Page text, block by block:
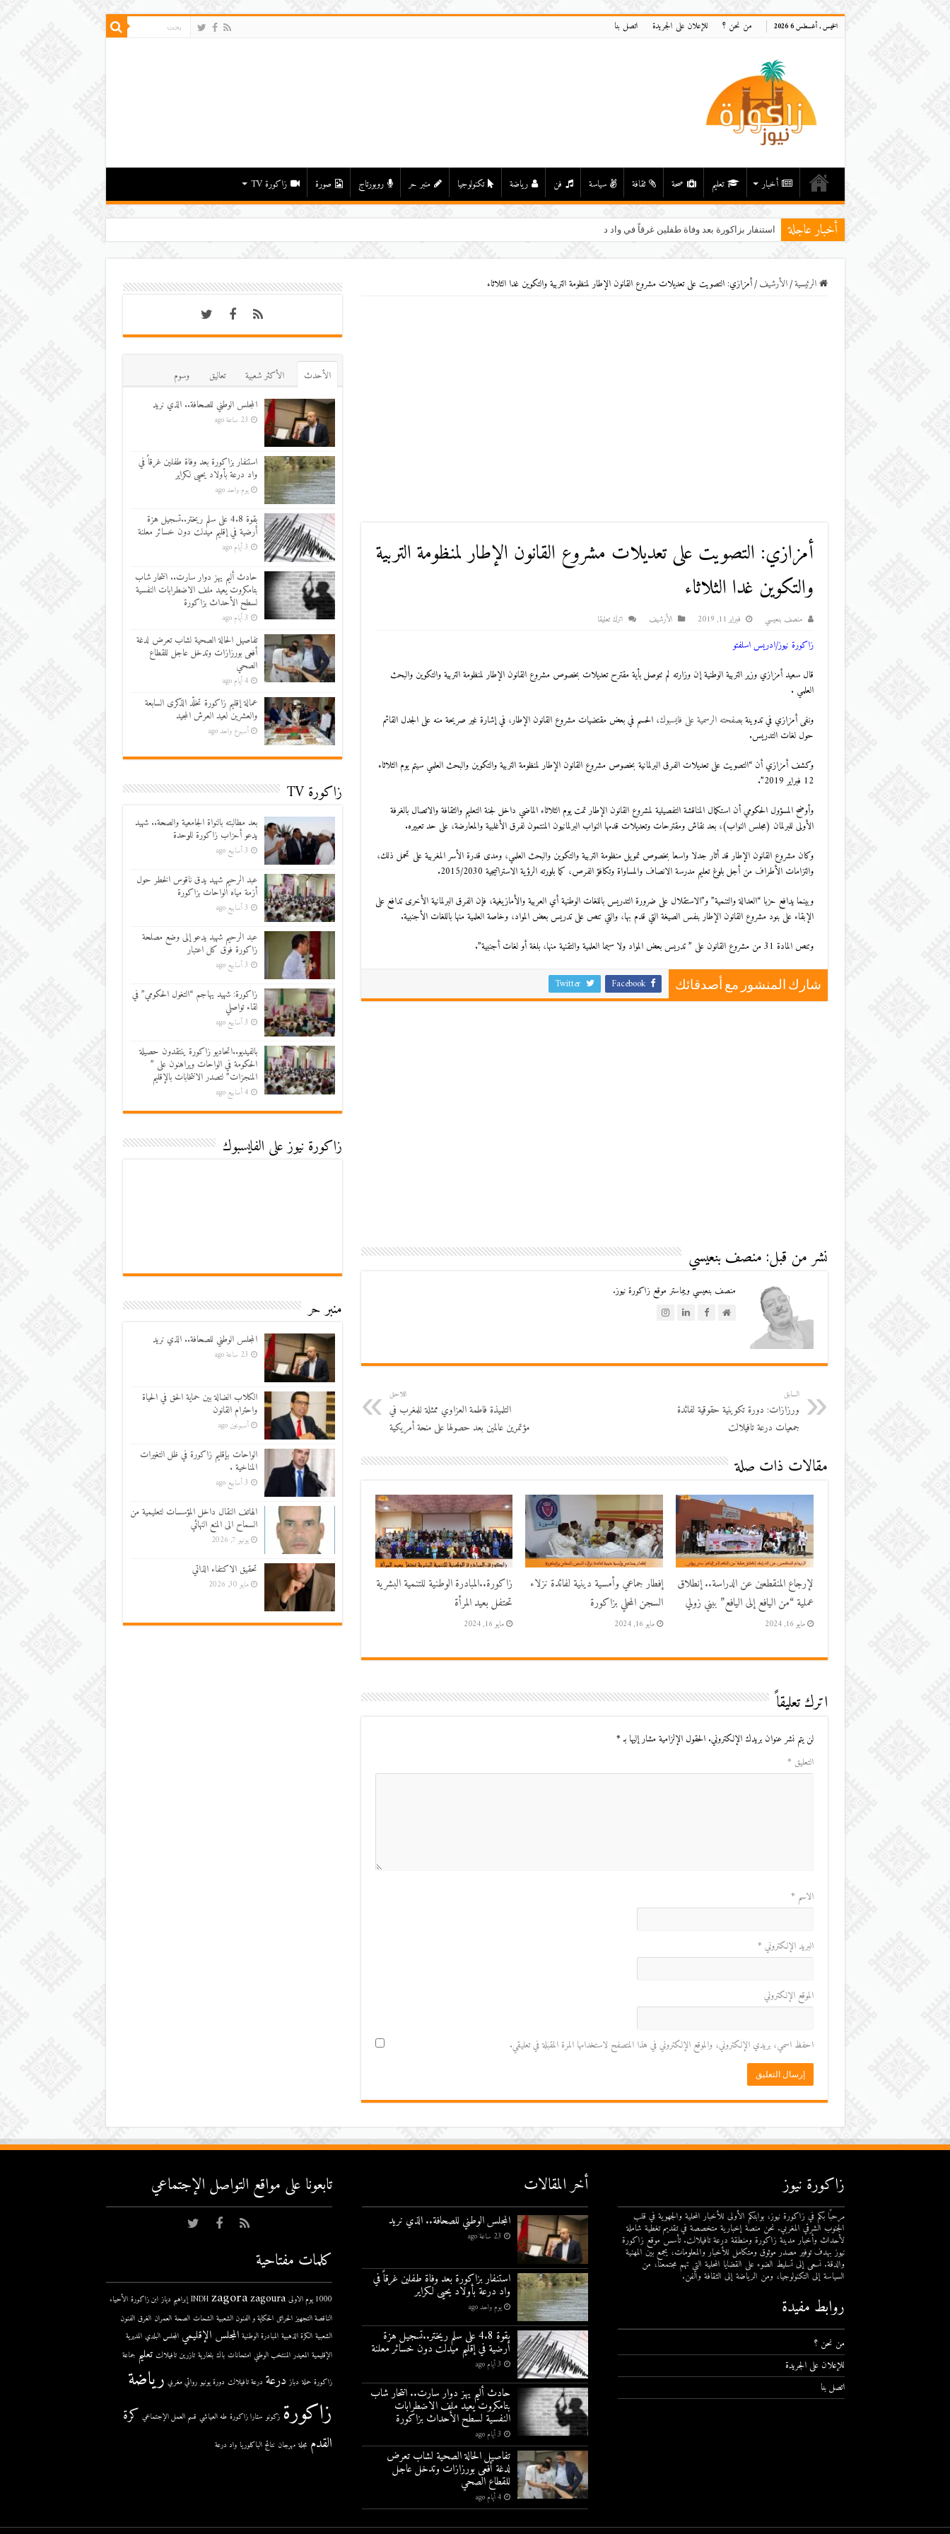
الخميس , أغسطس 6 2026 من نحن ؟ للإعلان على الجريدة اتصل بنا
أخبار تعليم صحة ثقافة سياسة فن رياضة تكنولوجيا منبر حر روبورتاج صورة زاكورة TV
أخبار عاجلة استنفار بزاكورة بعد وفاة طفلين غرقاً في واد درعة بأولاد يحيى لكراير
الرئيسية/اﻷرشيف/أمزازي: التصويت على تعديلات مشروع القانون الإطار لمنظومة التربية والتكوين غدا الثلاثاء
أمزازي: التصويت على تعديلات مشروع القانون الإطار لمنظومة التربية
والتكوين غدا الثلاثاء
منصف بنعيسي فبراير 11, 2019 اﻷرشيف اترك تعليقا
زاكورة نيوز/ادريس اسلفتو
قال سعيد أمزازي وزير التربية الوطنية إن وزارته لم تتوصل بأية مقترح تعديلات بخصوص مشروع القانون الإطار لمنظومة التربية والتكوين والبحث
العلمي .
ونفى أمزازي في تدوينة بصفحته الرسمية على فايسبوك، الحسم في بعض مقتضيات مشروع القانون الإطار، في إشارة غير صريحة منه على الجدل القائم
حول لغات التدريس.
وكشف أمزازي أن “التصويت على تعديلات الفرق البرلمانية بخصوص مشروع القانون الإطار لمنظومة التربية والتكوين والبحث العلمي سيتم يوم الثلاثاء
12 فبراير 2019”.
وأوضح المسؤول الحكومي أن استكمال المناقشة التفصيلية لمشروع القانون الإطار تمت يوم الثلاثاء الماضي داخل لجنة التعليم والثقافة والاتصال بالغرفة
الأولى للبرلمان (مجلس النواب)، بعد نقاش ومقترحات وتعديلات قدمها النواب البرلمانيون المنتمون لفرق الأغلبية والمعارضة، على حد تعبيره.
وكان مشروع القانون الإطار قد أثار جدلا واسعا بخصوص تمويل منظومة التربية والتكوين والبحث العلمي، ومدى قدرة الأسر المغربية على تحمل ذلك،
والتزامات الأطراف من أجل بلوغ تعليم مدرسة الانصاف والمساواة وتكافؤ الفرص، كما بلورته الرؤية الاستراتيجية 2015/2030.
وبينما يدافع حزبا “العدالة والتنمية” و”الاستقلال على ضرورة التدريس باللغات الوطنية أي العربية والأمازيغية، فإن الفرق البرلمانية الأخرى تدافع على
الإبقاء على بنود مشروع القانون الإطار بنفس الصيغة التي قدم بها، والتي تنص على تدريس بعض المواد، وخاصة العلمية منها باللغات الأجنبية.
وتنص المادة 31 من مشروع القانون على ” تدريس بعض المواد ولا سيما العلمية والتقنية منها، بلغة أو لغات أجنبية”.
شارك المنشور مع أصدقائك Facebook
Twitter
نشر من قبل: منصف بنعيسي
منصف بنعيسي ويبماستر موقع زاكورة نيوز.
السابق
ورزازات: دورة تكوينية حقوقية لفائدة
جمعيات درعة تافيلالت
اللاحق
التلميذة فاطمة العزاوي ممثلة للمغرب في
مؤتمرين عالمين بعد حصولها على منحة أمريكية
مقالات ذات صلة
لإرجاع المنقطعين عن الدراسة.. إنطلاق
عملية “من اليافع إلى اليافع” ببني زولي
مايو 16, 2024
إفطار جماعي وأمسية دينية لفائدة نزلاء
السجن المحلي بزاكورة
مايو 16, 2024
زاكورة..المبادرة الوطنية للتنمية البشرية
تحتفل بعيد المرأة
مايو 16, 2024
اترك تعليقاً
لن يتم نشر عنوان بريدك الإلكتروني. الحقول الإلزامية مشار إليها بـ*
التعليق *
الاسم *
البريد الإلكتروني *
الموقع الإلكتروني
احفظ اسمي، بريدي الإلكتروني، والموقع الإلكتروني في هذا المتصفح لاستخدامها المرة المقبلة في تعليقي.
اﻷحدث اﻷكثر شعبية تعاليق
وسوم
المجلس الوطني للصحافة.. الذي نريد
23 ساعة ago
استنفار بزاكورة بعد وفاة طفلين غرقاً في
واد درعة بأولاد يحيى لكراير
يوم واحد ago
بقوة 4.8 على سلم ريختر..تسجيل هزة
أرضية في إقليم ميدلت دون خسائر معلنة
3 أيام ago
حادث أليم يهز دوار سارت.. انتحار شاب
بتامكروت يعيد ملف الاضطرابات النفسية
لسطح الأحداث بزاكورة
3 أيام ago
تفاصيل الحالة الصحية لشاب تعرض لدغة
أفعى بورزازات وتدخل عاجل للقطاع
الصحي
4 أيام ago
عمالة إقليم زاكورة تخلّد الذكرى السابعة
والعشرين لعيد العرش المجيد
أسبوع واحد ago
زاكورة TV
بعد مطالبته بالنواة الجامعية والصحة.. شهيد
يدعو أحزاب زاكورة للوحدة
3 أسابيع ago
عبد الرحيم شهيد يدق ناقوس الخطر حول
أزمة مياه الواحات بزاكورة
3 أسابيع ago
عبد الرحيم شهيد يدعو إلى وضع مصلحة
زاكورة فوق كل اعتبار
3 أسابيع ago
زاكورة: شهيد يهاجم “التغول الحكومي” في
لقاء تواصلي
3 أسابيع ago
بالفيديو..اتحاديو زاكورة ينتقدون حصيلة
الحكومة في الواحات ويراهنون على ”
المنجزات” لتصدر الانتخابات بالإقليم
4 أسابيع ago
زاكورة نيوز على الفايسبوك
منبر حر
المجلس الوطني للصحافة.. الذي نريد
23 ساعة ago
الكلاب الضالة بين حماية الحق في الحياة
واحترام القانون
أسبوعين ago
الواحات بإقليم زاكورة في ظل التغيرات
المناخية .
3 أسابيع ago
الهاتف النقال داخل المؤسسات لتعليمية من
السماح الى المنع النهائي
يونيو 7, 2026
تحقيق الاكتفاء الذاتي
مايو 30, 2026
زاكورة نيوز
مرحبًا بكم في زاكورة نيوز، بوابتكم الأولى للأخبار المحلية والجهوية في قلب
الجنوب الشرقي المغربي. نحن منصة إخبارية متخصصة في تقديم تغطية شاملة
لأحداث وأخبار مدينة زاكورة ومنطقة درعة تافيلالت. تأسس موقع زاكورة
نيوز بهدف توفير مصدر موثوق ومتكامل للأخبار والمعلومات، يجمع بين المهنية
والدقة. نسعى إلى تسليط الضوء على القضايا المحلية التي تهم مجتمعنا، من
السياسة إلى التكنولوجيا، ومن الرياضة إلى الثقافة والفن.
روابط مفيدة
من نحن ؟
للإعلان على الجريدة
اتصل بنا
أخر المقالات
المجلس الوطني للصحافة.. الذي نريد
23 ساعة ago
استنفار بزاكورة بعد وفاة طفلين غرقاً في
واد درعة بأولاد يحيى لكراير
يوم واحد ago
بقوة 4.8 على سلم ريختر..تسجيل هزة
أرضية في إقليم ميدلت دون خسائر معلنة
3 أيام ago
حادث أليم يهز دوار سارت.. انتحار شاب
بتامكروت يعيد ملف الاضطرابات
النفسية لسطح الأحداث بزاكورة
3 أيام ago
تفاصيل الحالة الصحية لشاب تعرض
لدغة أفعى بورزازات وتدخل عاجل
للقطاع الصحي
4 أيام ago
تابعونا على مواقع التواصل اﻹجتماعي
كلمات مفتاحية
1000 يوم الاولى INDH zagorazagoura إبراهيم دياز ابن زاكورة الأحياء
الناقصة التجهيز الحرائق الحكاية و الفنون الشعبية الشحات الصحة العمران الغرق الفنون
الشعبية الكرة الذهبية المبادرة الوطنية المجلس الإقليمي المجلس البلدي المديرية
الإقليمية المعيدر المنتخب الوطني امتحانات باك بلغارية تازرين تافيلالت تعليم جماعة
زاكورة حملة دباز درعة درعة تافيلالت دورة يونيو روائي مغربي رياضة
زاكورة زكونو ستارا زاكورة طه العياشي قسم العمل الإجتماعي كرة
القدم مجلة مهرجان نتائج الباكلوريا واد درعة